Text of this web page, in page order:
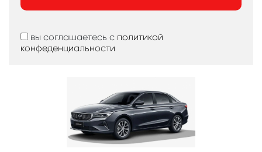
вы соглашаетесь с политикой
конфеденциальности